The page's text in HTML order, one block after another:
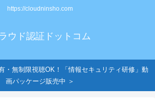
https://cloudninsho.com
ウド認証ドットコム
・無制限視聴OK！「情報セキュリティ研修」動
画パッケージ販売中 ＞